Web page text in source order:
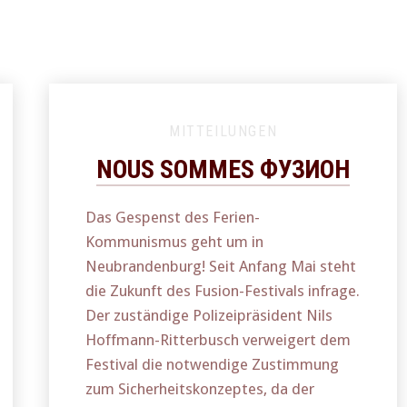
MITTEILUNGEN
NOUS SOMMES ФУЗИОН
Das Gespenst des Ferien-
Kommunismus geht um in
Neubrandenburg! Seit Anfang Mai steht
die Zukunft des Fusion-Festivals infrage.
Der zuständige Polizeipräsident Nils
Hoffmann-Ritterbusch verweigert dem
Festival die notwendige Zustimmung
zum Sicherheitskonzeptes, da der